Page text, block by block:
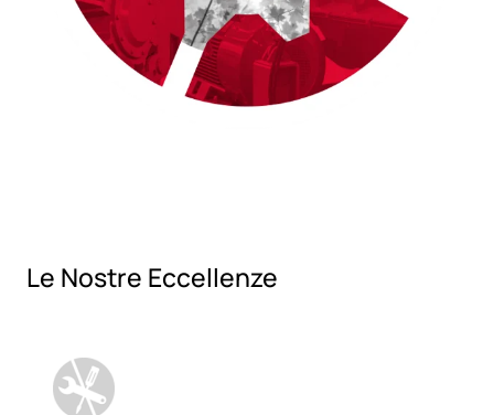
Le Nostre Eccellenze